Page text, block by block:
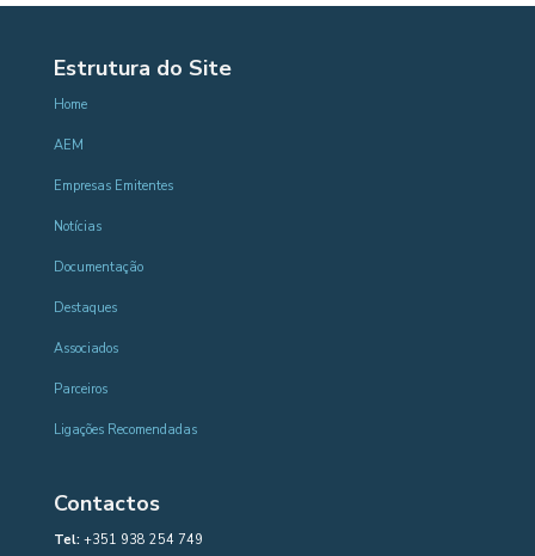
Estrutura do Site
Home
AEM
Empresas Emitentes
Notícias
Documentação
Destaques
Associados
Parceiros
Ligações Recomendadas
Contactos
Tel:+351 938 254 749